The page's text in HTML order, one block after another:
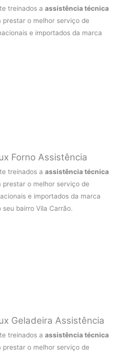
treinados aassistência técnica
prestar o melhor serviço de
e importados da marca
Forno Assistência
treinados aassistência técnica
prestar o melhor serviço de
e importados da marca
bairro Vila Carrão.
Geladeira Assistência
treinados aassistência técnica
prestar o melhor serviço de